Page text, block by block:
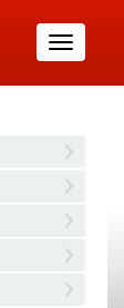
Toggle
navigation